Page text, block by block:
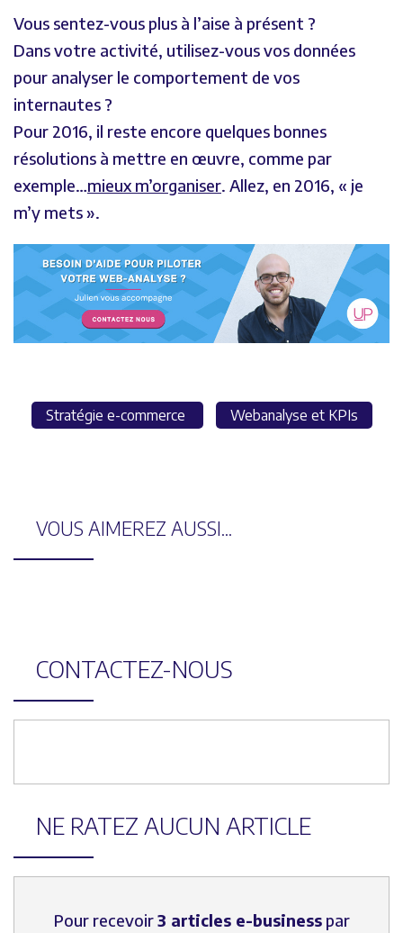
Vous sentez-vous plus à l’aise à présent ?
Dans votre activité, utilisez-vous vos données
pour analyser le comportement de vos
internautes ?
Pour 2016, il reste encore quelques bonnes
résolutions à mettre en œuvre, comme par
exemple…mieux m’organiser. Allez, en 2016, « je
m’y mets ».
Stratégie e-commerce Webanalyse et KPIs
VOUS AIMEREZ AUSSI...
CONTACTEZ-NOUS
NE RATEZ AUCUN ARTICLE
Pour recevoir3 articles e-businesspar